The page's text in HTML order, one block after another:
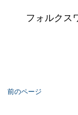
フォルクス
前のページ